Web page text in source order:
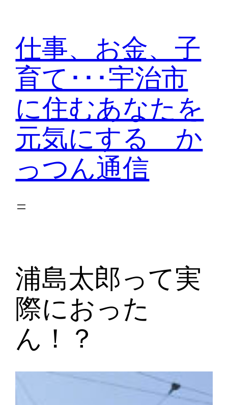
仕事、お金、子
育て･･･宇治市
に住むあなたを
元気にする か
っつん通信
浦島太郎って実
際におった
ん！？